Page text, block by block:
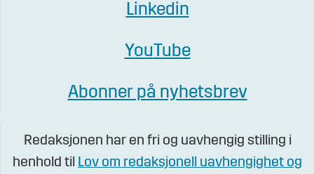
Linkedin
YouTube
Abonner på nyhetsbrev
Redaksjonen har en fri og uavhengig stilling i
henhold til Lov om redaksjonell uavhengighet og